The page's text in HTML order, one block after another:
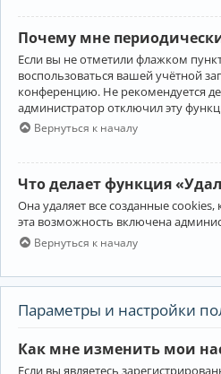
Почему мне
Если вы не отметили флажком
воспользоваться вашей учётной
конференцию. Не рекомендуется
администратор отключил эту
Вернуться к началу
Что делает функция
Она удаляет все созданные
эта возможность включена
Вернуться к началу
Параметры и настройки
Как мне изменить мои
Если вы являетесь